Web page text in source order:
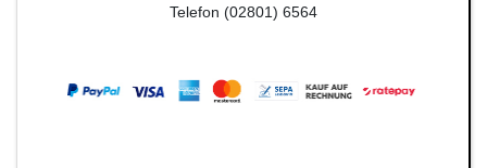
Telefon (02801) 6564